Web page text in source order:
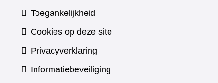
Toegankelijkheid
Cookies op deze site
Privacyverklaring
Informatiebeveiliging